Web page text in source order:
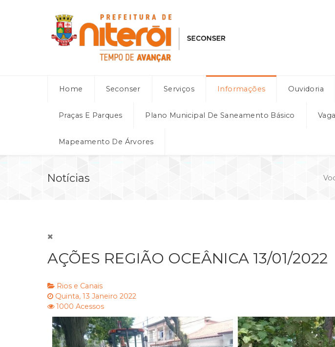
Home Seconser Serviços Informações Ouvidoria
Praças E Parques Plano Municipal De Saneamento Básico
Mapeamento De Árvores
Notícias
AÇÕES REGIÃO OCEÂNICA 13/01/2022
Rios e Canais
Quinta, 13 Janeiro 2022
1000 Acessos